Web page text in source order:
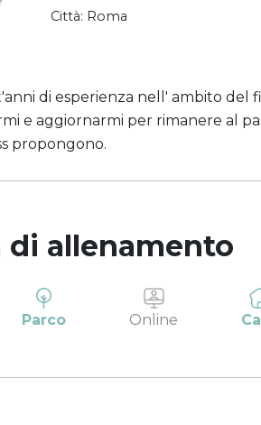
Città: Roma
di esperienza nell' ambito del
e aggiornarmi per rimanere al
propongono.
di allenamento
Parco Online